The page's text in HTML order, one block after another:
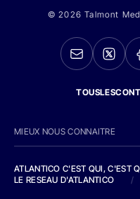
© 2026 Talmont
MIEUX NOUS CONNAITRE
ATLANTICO C'EST QUI, C'EST
LE RESEAU D'ATLANTICO
/